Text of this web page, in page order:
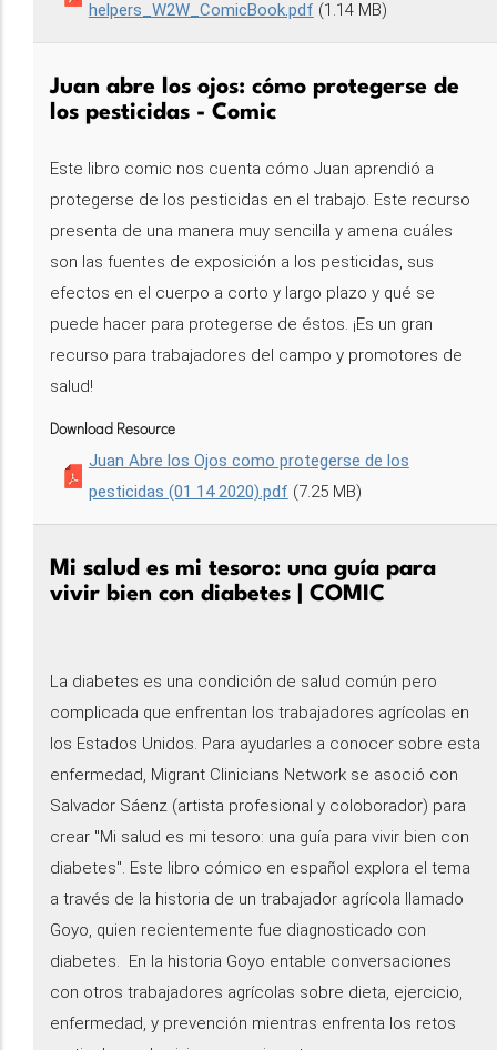
helpers_W2W_ComicBook.pdf (1.14 MB)
Juan abre los ojos: cómo protegerse de
los pesticidas - Comic
Este libro comic nos cuenta cómo Juan aprendió a
protegerse de los pesticidas en el trabajo. Este recurso
presenta de una manera muy sencilla y amena cuáles
son las fuentes de exposición a los pesticidas, sus
efectos en el cuerpo a corto y largo plazo y qué se
puede hacer para protegerse de éstos. ¡Es un gran
recurso para trabajadores del campo y promotores de
salud!
Download Resource
Juan Abre los Ojos como protegerse de los
pesticidas (01 14 2020).pdf (7.25 MB)
Mi salud es mi tesoro: una guía para
vivir bien con diabetes | COMIC
La diabetes es una condición de salud común pero
complicada que enfrentan los trabajadores agrícolas en
los Estados Unidos. Para ayudarles a conocer sobre esta
enfermedad, Migrant Clinicians Network se asoció con
Salvador Sáenz (artista profesional y coloborador) para
crear "Mi salud es mi tesoro: una guía para vivir bien con
diabetes". Este libro cómico en español explora el tema
a través de la historia de un trabajador agrícola llamado
Goyo, quien recientemente fue diagnosticado con
diabetes. En la historia Goyo entable conversaciones
con otros trabajadores agrícolas sobre dieta, ejercicio,
enfermedad, y prevención mientras enfrenta los retos